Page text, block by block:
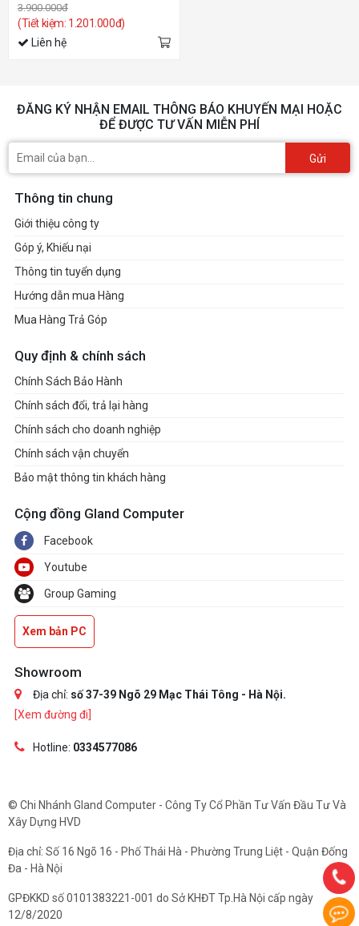
3.900.000đ
(Tiết kiệm: 1.201.000đ)
Liên hệ
ĐĂNG KÝ NHẬN EMAIL THÔNG BÁO KHUYẾN MẠI HOẶC
ĐỂ ĐƯỢC TƯ VẤN MIỄN PHÍ
Gửi
Thông tin chung
Giới thiệu công ty
Góp ý, Khiếu nại
Thông tin tuyển dụng
Hướng dẫn mua Hàng
Mua Hàng Trả Góp
Quy định & chính sách
Chính Sách Bảo Hành
Chính sách đổi, trả lại hàng
Chính sách cho doanh nghiệp
Chính sách vận chuyển
Bảo mật thông tin khách hàng
Cộng đồng Gland Computer
Facebook
Youtube
Group Gaming
Xem bản PC
Showroom
Địa chỉ: số 37-39 Ngõ 29 Mạc Thái Tông - Hà Nội.
[Xem đường đi]
Hotline: 0334577086
© Chi Nhánh Gland Computer - Công Ty Cổ Phần Tư Vấn Đầu Tư Và
Xây Dựng HVD
Địa chỉ: Số 16 Ngõ 16 - Phố Thái Hà - Phường Trung Liệt - Quận Đống
Đa - Hà Nội
GPĐKKD số 0101383221-001 do Sở KHĐT Tp.Hà Nội cấp ngày
12/8/2020